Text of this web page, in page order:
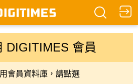
DIGITIMES 會員
會員資料庫，請點選